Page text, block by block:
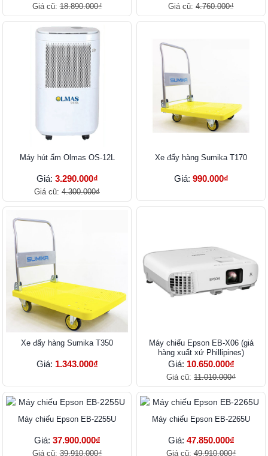
Giá cũ:18.890.000₫ Giá cũ: 4.760.000₫
Máy hút ẩm Olmas OS-12L
Giá: 3.290.000₫
Giá cũ: 4.300.000₫
Xe đẩy hàng Sumika T170
Giá: 990.000₫
Xe đẩy hàng Sumika T350
Giá: 1.343.000₫
Máy chiếu Epson EB-X06 (giá
hàng xuất xứ Phillipines)
Giá: 10.650.000₫
Giá cũ: 11.010.000₫
Máy chiếu Epson EB-2255U
Giá: 37.900.000₫
Giá cũ:39.910.000₫
Máy chiếu Epson EB-2265U
Giá: 47.850.000₫
Giá cũ:49.910.000₫